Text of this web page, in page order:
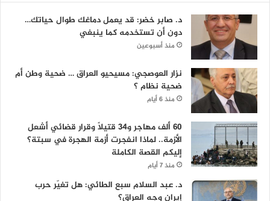
د. صابر خضر: قد يعمل دماغك طوال حياتك…
دون أن تستخدمه كما ينبغي
منذ أسبوعين
نزار العوصجي: مسيحيو العراق … ضحية وطن أم
ضحية نظام ؟
منذ 6 أيام
60 ألف مهاجر و34 قتيلاً وقرار قضائي أشعل
الأزمة.. لماذا انفجرت أزمة الهجرة في سبتة؟
إليكم القصة الكاملة
منذ 7 أيام
د. عبد السلام سبع الطائي: هل تغيّر حرب
إيران وجه العراق؟